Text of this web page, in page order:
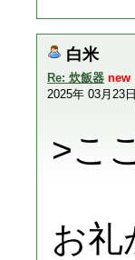
白米
Re: 炊飯器 new
2025年 03月23
>こ
お礼